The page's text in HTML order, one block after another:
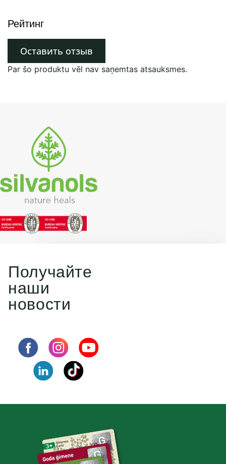
Рейтинг
Оставить отзыв
Par šo produktu vēl nav saņemtas atsauksmes.
Получайте
наши
новости